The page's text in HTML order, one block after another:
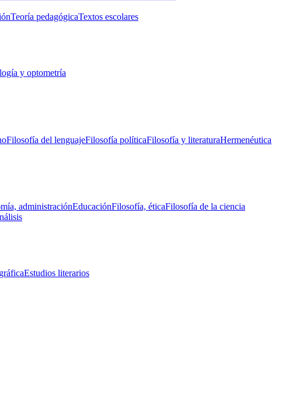
Teoría pedagógicaTextos escolares
y optometría
Filosofía del lenguajeFilosofía políticaFilosofía y literaturaHermenéutica
administraciónEducaciónFilosofía, éticaFilosofía de la ciencia
Estudios literarios